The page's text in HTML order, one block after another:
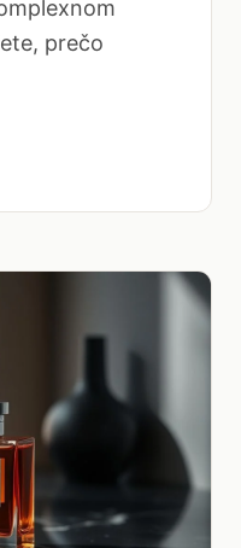
prečo